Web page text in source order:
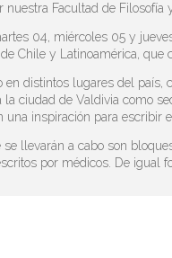
nuestra Facultad de Filosofía
04, miércoles 05 y
Chile y Latinoamérica, que
distintos lugares del país,
la ciudad de Valdivia como
inspiración para escribir
llevarán a cabo son
por médicos. De igual